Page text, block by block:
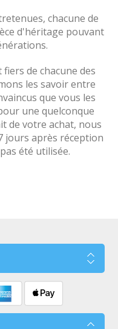
chacune de
d'héritage pouvant
de chacune des
les savoir entre
que vous les
une quelconque
de votre achat, nous
jours après réception
été utilisée.